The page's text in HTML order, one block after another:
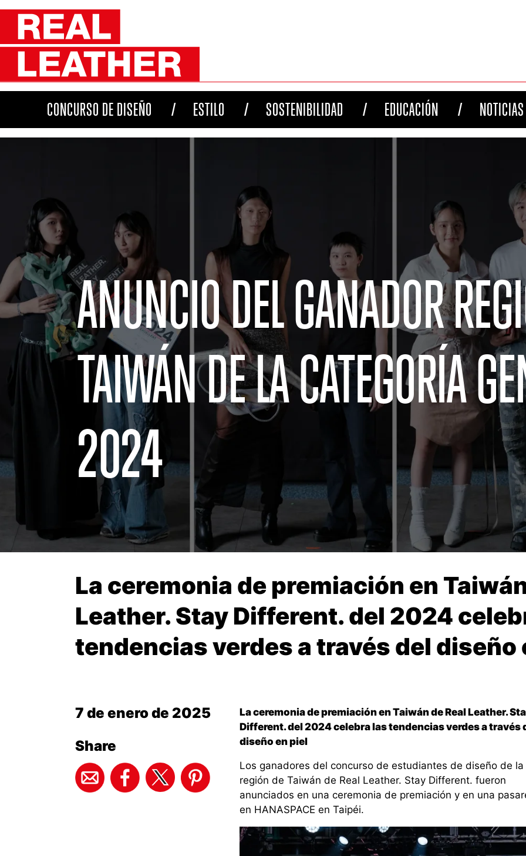
CONCURSO DE DISEÑO ESTILO SOSTENIBILIDAD EDUCACIÓN NOTICIAS
ANUNCIO DEL GANADOR
TAIWÁN DE LA CATEGORÍA
2024
La ceremonia de premiación en
Leather. Stay Different. del 2024
tendencias verdes a través del diseño
7 de enero de 2025
Share
La ceremonia de premiación en Taiwán de Real Leather.
Different. del 2024 celebra las tendencias verdes a través
diseño en piel
Los ganadores del concurso de estudiantes de diseño de la
región de Taiwán de Real Leather. Stay Different. fueron
anunciados en una ceremonia de premiación y en una
en HANASPACE en Taipéi.